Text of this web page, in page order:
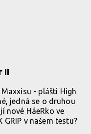
II
- plášti High
jedná se o druhou
nové HáeRko ve
v našem testu?